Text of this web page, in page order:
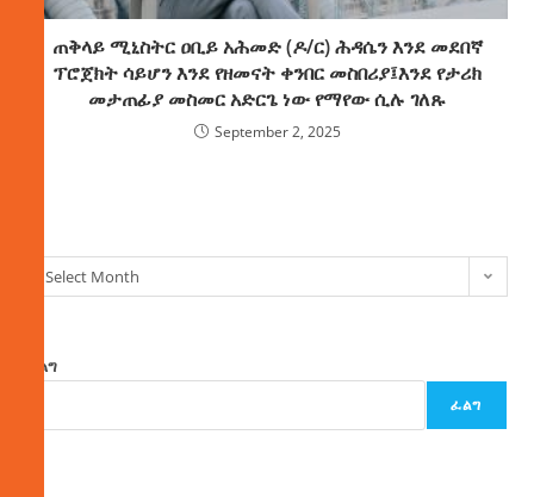
ጠቅላይ ሚኒስትር ዐቢይ አሕመድ (ዶ/ር) ሕዳሴን እንደ መደበኛ
ፕሮጀክት ሳይሆን እንደ የዘመናት ቀንበር መስበሪያ፤እንደ የታሪክ
መታጠፊያ መስመር አድርጌ ነው የማየው ሲሉ ገለጹ
September 2, 2025
Select Month
ፈልግ
ፈልግ